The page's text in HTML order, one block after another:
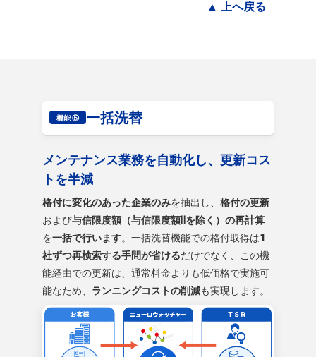
▲ 上へ戻る
機能 ⑤ 一括洗替
メンテナンス業務を自動化し、更新コス
トを半減
格付に変化のあった企業のみを抽出し、 格付の更新
および与信限度額（与信限度額Ⅱを除く）の再計算
を一括で行います。一括洗替機能での格付取得は1
社ずつ再検索する手間が省けるだけでなく、この機
能経由での更新は、通常料金よりも低価格で実施可
能なため、 ランニングコストの削減も実現します。